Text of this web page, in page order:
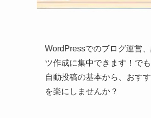
WordPressでのブログ運営
ツ作成に集中できます！で
自動投稿の基本から、おす
を楽にしませんか？